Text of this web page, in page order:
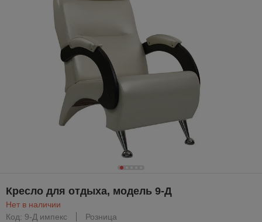
Кресло для отдыха, модель 9-Д
Нет в наличии
Код: 9-Д импекс
Розница